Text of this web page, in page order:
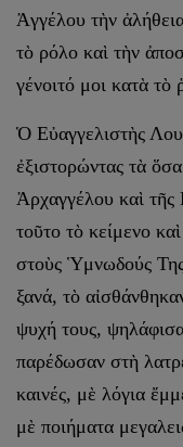
Ἀγγέλου τὴν
τὸ ρόλο καὶ τὴν
γένοιτό μοι κατὰ
Ὁ Εὐαγγελιστὴς
ἐξιστορώντας τὰ
Ἀρχαγγέλου καὶ
τοῦτο τὸ κείμενο
στοὺς Ὑμνωδούς
ξανά, τὸ
ψυχή τους,
παρέδωσαν στὴ
καινές, μὲ λόγια
μὲ ποιήματα